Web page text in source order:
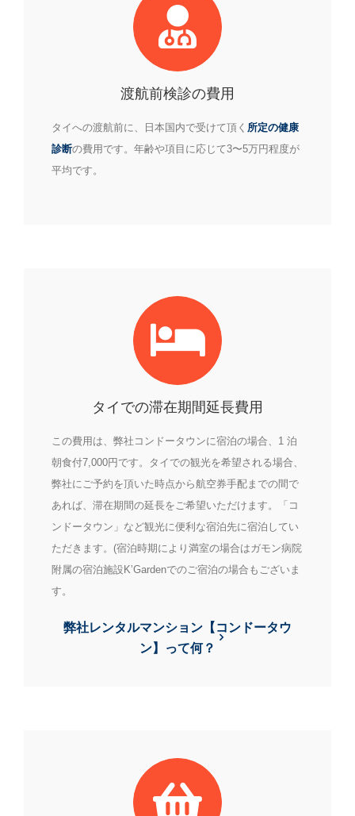
渡航前検診の費用
タイへの渡航前に、日本国内で受けて頂く 所定の健康
診断の費用です。年齢や項目に応じて3〜5万円程度が
平均です。
タイでの滞在期間延⻑費用
この費用は、弊社コンドータウンに宿泊の場合、1 泊
朝食付7,000円です。タイでの観光を希望される場合、
弊社にご予約を頂いた時点から航空券手配までの間で
あれば、滞在期間の延⻑をご希望いただけます。「コ
ンドータウン」など観光に便利な宿泊先に宿泊してい
ただきます。(宿泊時期により満室の場合はガモン病院
附属の宿泊施設KʼGardenでのご宿泊の場合もございま
す。
弊社レンタルマンション【コンドータウ
ン】って何？